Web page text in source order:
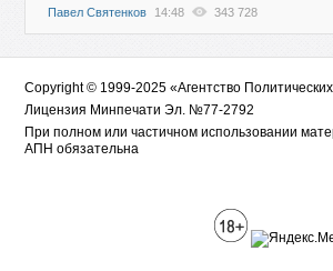
Павел Святенков 14:48 343 728
Copyright © 1999-2025 «Агентство
Лицензия Минпечати Эл. №77-2792
При полном или частичном использовании
АПН обязательна